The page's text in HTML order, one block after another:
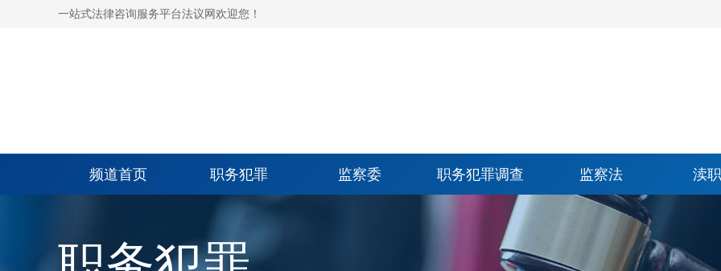
一站式法律咨询服务平台法议网欢迎您！
频道首页 职务犯罪 监察委 职务犯罪调查 监察法 渎